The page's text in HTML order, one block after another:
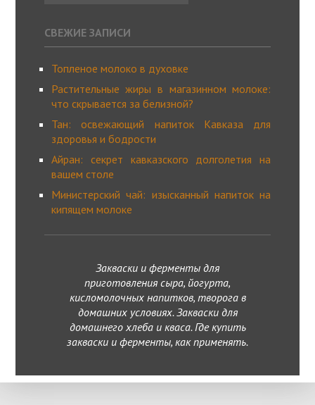
СВЕЖИЕ ЗАПИСИ
Топленое молоко в духовке
Растительные жиры в магазинном молоке:
что скрывается за белизной?
Тан: освежающий напиток Кавказа для
здоровья и бодрости
Айран: секрет кавказского долголетия на
вашем столе
Министерский чай: изысканный напиток на
кипящем молоке
Закваски и ферменты для
приготовления сыра, йогурта,
кисломолочных напитков, творога в
домашних условиях. Закваски для
домашнего хлеба и кваса. Где купить
закваски и ферменты, как применять.